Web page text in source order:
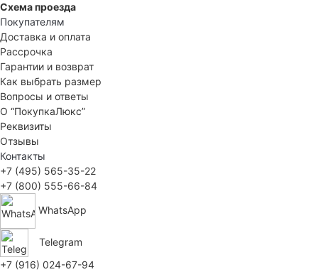
Схема проезда
Покупателям
Доставка и оплата
Рассрочка
Гарантии и возврат
Как выбрать размер
Вопросы и ответы
О “ПокупкаЛюкс”
Реквизиты
Отзывы
Контакты
+7 (495) 565-35-22
+7 (800) 555-66-84
WhatsApp
Telegram
+7 (916) 024-67-94